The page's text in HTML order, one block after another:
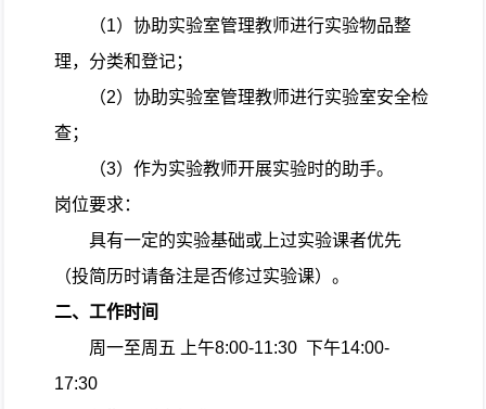
（1）协助实验室管理教师进行实验物品整
理，分类和登记；
（2）协助实验室管理教师进行实验室安全检
查；
（3）作为实验教师开展实验时的助手。
岗位要求：
具有一定的实验基础或上过实验课者优先
（投简历时请备注是否修过实验课）。
二、工作时间
周一至周五 上午8:00-11:30 下午14:00-
17:30